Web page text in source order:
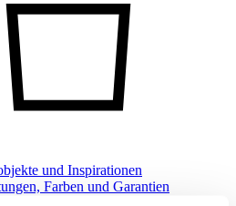
und Inspirationen
Farben und Garantien